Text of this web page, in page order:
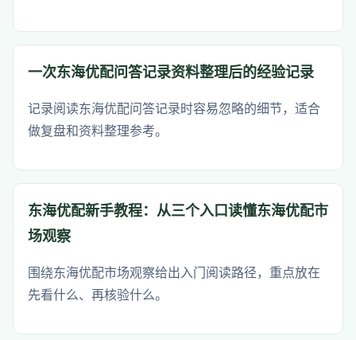
一次东海优配问答记录资料整理后的经验记录
记录阅读东海优配问答记录时容易忽略的细节，适合
做复盘和资料整理参考。
东海优配新手教程：从三个入口读懂东海优配市
场观察
围绕东海优配市场观察给出入门阅读路径，重点放在
先看什么、再核验什么。